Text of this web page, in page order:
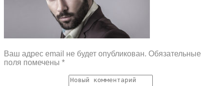
Ваш адрес email не будет опубликован. Обязательные
поля помечены *